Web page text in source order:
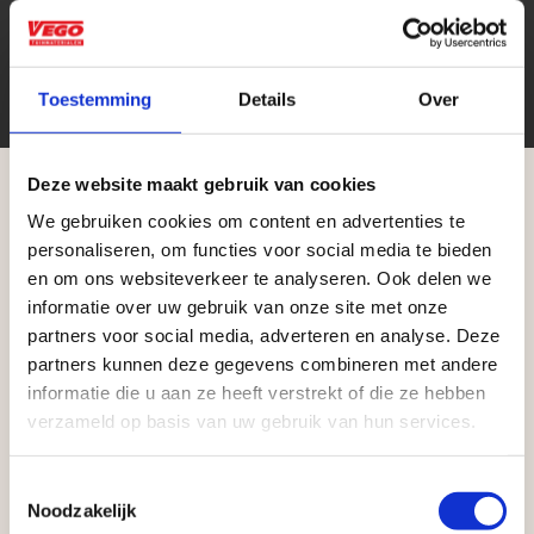
Toestemming Details Over
Deze website maakt gebruik van cookies
We gebruiken cookies om content en advertenties te
personaliseren, om functies voor social media te bieden
en om ons websiteverkeer te analyseren. Ook delen we
informatie over uw gebruik van onze site met onze
partners voor social media, adverteren en analyse. Deze
partners kunnen deze gegevens combineren met andere
informatie die u aan ze heeft verstrekt of die ze hebben
verzameld op basis van uw gebruik van hun services.
Noodzakelijk
Zakelijke klant worden
Vego Tuinmaterialen is de meest geschikte partner
voor zakelijke klanten op zoek naar tuin- en
infraproducten. Als professionele leverancier van
tuinmaterialen bieden wij een breed assortiment
zakelijke mogelijkheden
Aangepaste openingstijden tijdens de
vakantieperiode
Waardenburg en Vego Dordrecht hanteren tijdens
de vakantieperiode aangepaste openingstijden op
zaterdag. Bekijk de vestigingspagina voor de
actuele openingstijden.